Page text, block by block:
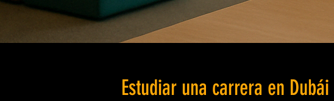
Estudiar una carrera en Dubái